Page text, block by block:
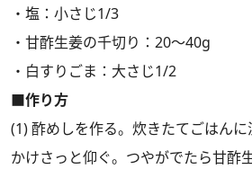
・塩：小さじ1/3
・甘酢生姜の千切り：20～40g
・白すりごま：大さじ1/2
■作り方
(1) 酢めしを作る。炊きたてごはん
かけさっと仰ぐ。つやがでたら甘酢